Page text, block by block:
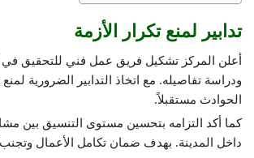
تدابير لمنع تكرار الأزمة
أعلن المركز تشكيل فريق عمل فني للتحقيق في
ودراسة تفاصيله. مع اتخاذ التدابير الضرورية
الحوادث مستقبلاً.
كما أكد التزامه بتحسين مستوى التنسيق بين
داخل المدينة. بهدف ضمان تكامل الأعمال